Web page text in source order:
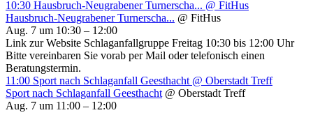
10:30 Hausbruch-Neugrabener Turnerscha... @ FitHus
Hausbruch-Neugrabener Turnerscha... @ FitHus
Aug. 7 um 10:30 – 12:00
Link zur Website Schlaganfallgruppe Freitag 10:30 bis 12:00 Uhr
Bitte vereinbaren Sie vorab per Mail oder telefonisch einen
Beratungstermin.
11:00 Sport nach Schlaganfall Geesthacht @ Oberstadt Treff
Sport nach Schlaganfall Geesthacht @ Oberstadt Treff
Aug. 7 um 11:00 – 12:00